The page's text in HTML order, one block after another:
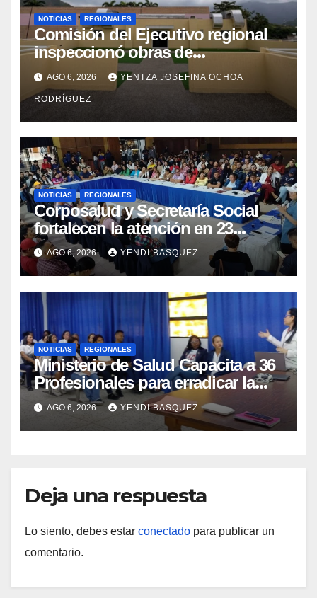
NOTICIAS REGIONALES
Comisión del Ejecutivo regional
inspeccionó obras de
recuperación en la Maternidad
Integral Aragua
AGO 6, 2026 YENTZA JOSEFINA OCHOA
RODRÍGUEZ
NOTICIAS REGIONALES
Corposalud y Secretaría Social
fortalecen la atención en 23
municipios
AGO 6, 2026 YENDI BASQUEZ
NOTICIAS REGIONALES
Ministerio de Salud Capacita a 36
Profesionales para erradicar la
Tuberculosis en Yaracuy
AGO 6, 2026 YENDI BASQUEZ
Deja una respuesta
Lo siento, debes estar conectado para publicar un
comentario.